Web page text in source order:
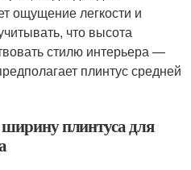
ощущение легкости и
что высота
стилю интерьера —
плинтус средней
плинтуса для